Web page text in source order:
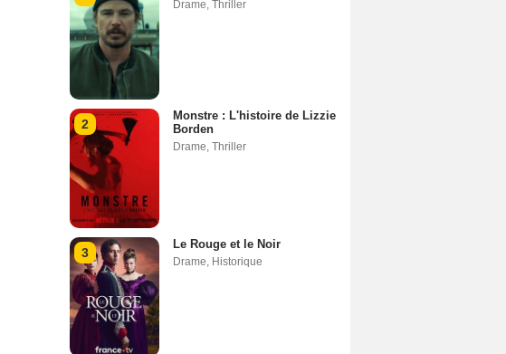
Drame, Thriller
2
Monstre : L'histoire de Lizzie
Borden
Drame, Thriller
3
Le Rouge et le Noir
Drame, Historique